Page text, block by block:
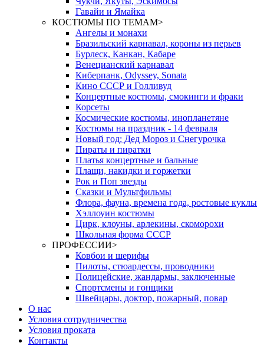
Гавайи и Ямайка
КОСТЮМЫ ПО ТЕМАМ>
Ангелы и монахи
Бразильский карнавал, короны из перьев
Бурлеск, Канкан, Кабаре
Венецианский карнавал
Киберпанк, Odyssey, Sonata
Кино СССР и Голливуд
Концертные костюмы, смокинги и фраки
Корсеты
Космические костюмы, инопланетяне
Костюмы на праздник - 14 февраля
Новый год: Дед Мороз и Снегурочка
Пираты и пиратки
Платья концертные и бальные
Плащи, накидки и горжетки
Рок и Поп звезды
Сказки и Мультфильмы
Флора, фауна, времена года, ростовые куклы
Хэллоуин костюмы
Цирк, клоуны, арлекины, скоморохи
Школьная форма СССР
ПРОФЕССИИ>
Ковбои и шерифы
Пилоты, стюардессы, проводники
Полицейские, жандармы, заключенные
Спортсмены и гонщики
Швейцары, доктор, пожарный, повар
О нас
Условия сотрудничества
Условия проката
Контакты